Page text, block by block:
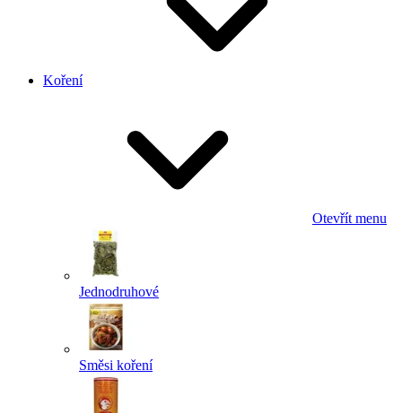
Koření
Otevřít menu
Jednodruhové
Směsi koření